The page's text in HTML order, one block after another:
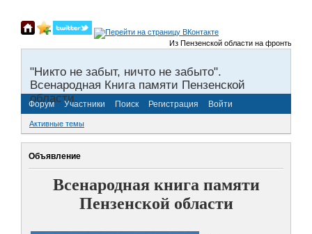
Из Пензенской области на фронты
"Никто не забыт, ничто не забыто".
Всенародная Книга памяти Пензенской
области.
Форум Участники Поиск Регистрация Войти
Активные темы
Объявление
Всенародная книга памяти
Пензенской области